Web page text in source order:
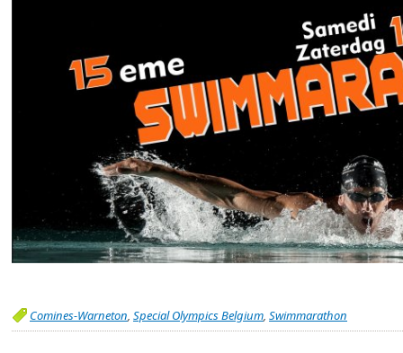
Comines-Warneton, Special Olympics Belgium, Swimmarathon